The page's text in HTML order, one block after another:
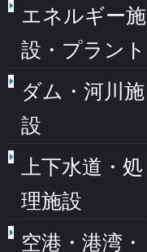
エネルギー施
設・プラント
ダム・河川施
設
上下水道・処
理施設
空港・港湾・